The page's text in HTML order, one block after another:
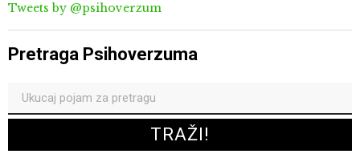
Tweets by @psihoverzum
Pretraga Psihoverzuma